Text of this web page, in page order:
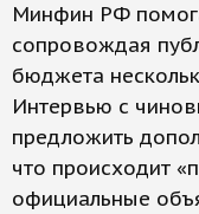
Минфин РФ
сопровождая
бюджета
Интервью с
предложить
что происходит
официальные